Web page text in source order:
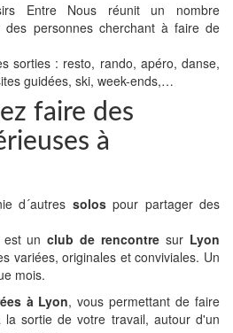
Entre Nous réunit un nombre
des personnes cherchant à faire de
sorties : resto, rando, apéro, danse,
guidées, ski, week-ends,…
faire des
à
d´autres solospour partager des
est unclub de rencontre sur Lyon
variées, originales et conviviales. Un
mois.
à Lyon, vous permettant de faire
sortie de votre travail, autour d'un